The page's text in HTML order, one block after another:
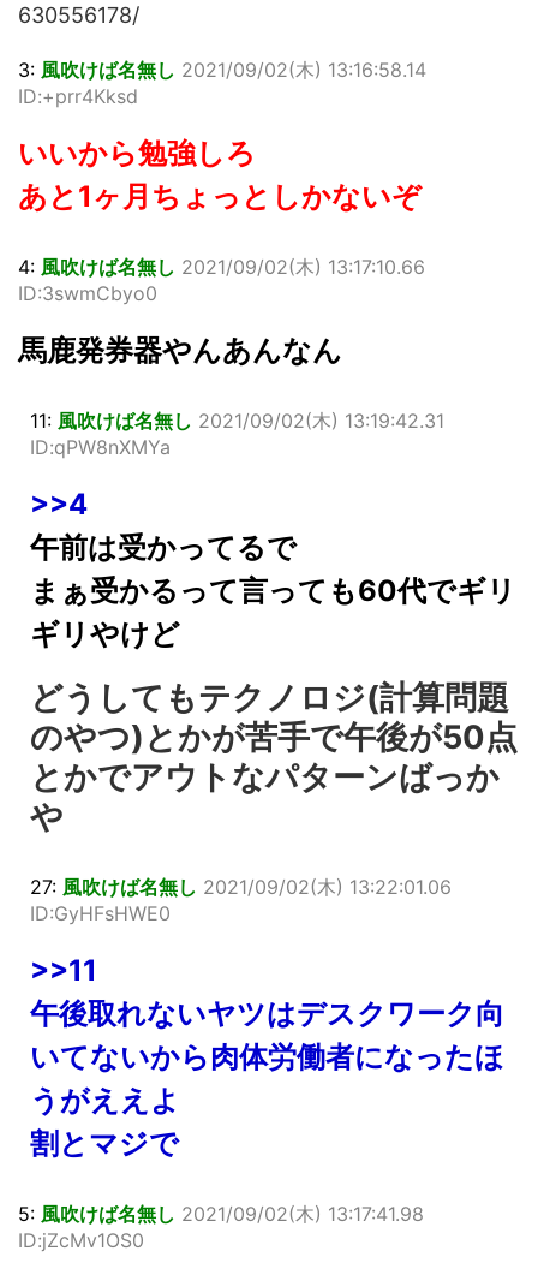
630556178/
3: 風吹けば名無し 2021/09/02(木) 13:16:58.14
ID:+prr4Kksd
いいから勉強しろ
あと1ヶ月ちょっとしかないぞ
4: 風吹けば名無し 2021/09/02(木) 13:17:10.66
ID:3swmCbyo0
馬鹿発券器やんあんなん
11: 風吹けば名無し 2021/09/02(木) 13:19:42.31
ID:qPW8nXMYa
>>4
午前は受かってるで
まぁ受かるって言っても60代でギリ
ギリやけど
どうしてもテクノロジ(計算問題
のやつ)とかが苦手で午後が50点
とかでアウトなパターンばっか
や
27: 風吹けば名無し 2021/09/02(木) 13:22:01.06
ID:GyHFsHWE0
>>11
午後取れないヤツはデスクワーク向
いてないから肉体労働者になったほ
うがええよ
割とマジで
5: 風吹けば名無し 2021/09/02(木) 13:17:41.98
ID:jZcMv1OS0